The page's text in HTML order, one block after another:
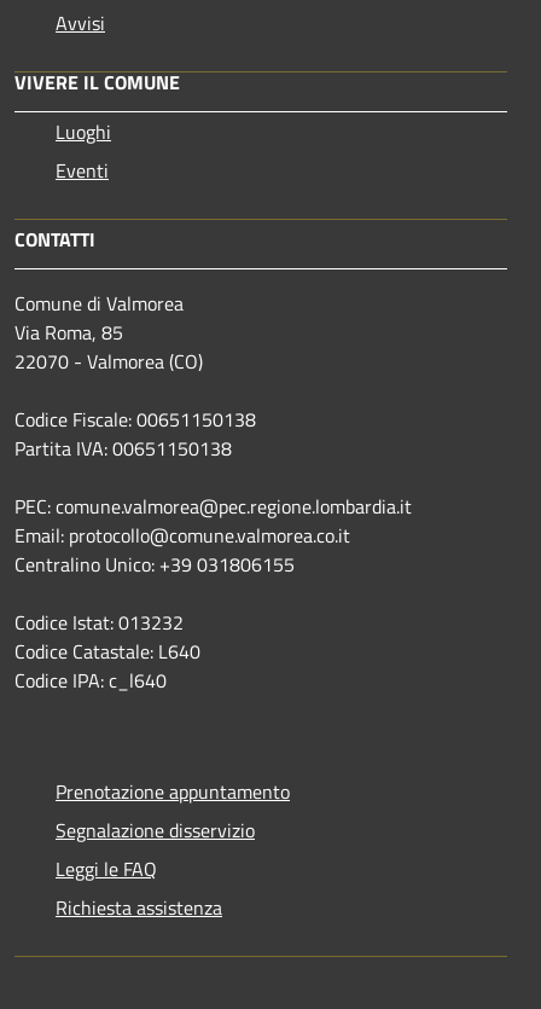
Avvisi
VIVERE IL COMUNE
Luoghi
Eventi
CONTATTI
Comune di Valmorea
Via Roma, 85
22070 - Valmorea (CO)
Codice Fiscale: 00651150138
Partita IVA: 00651150138
PEC: comune.valmorea@pec.regione.lombardia.it
Email: protocollo@comune.valmorea.co.it
Centralino Unico: +39 031806155
Codice Istat: 013232
Codice Catastale: L640
Codice IPA: c_l640
Prenotazione appuntamento
Segnalazione disservizio
Leggi le FAQ
Richiesta assistenza